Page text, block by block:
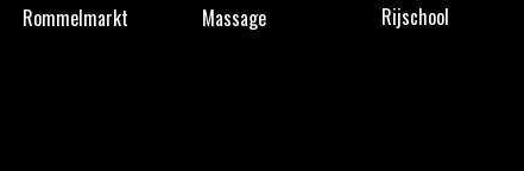
Rommelmarkt
Massage
Rijschool